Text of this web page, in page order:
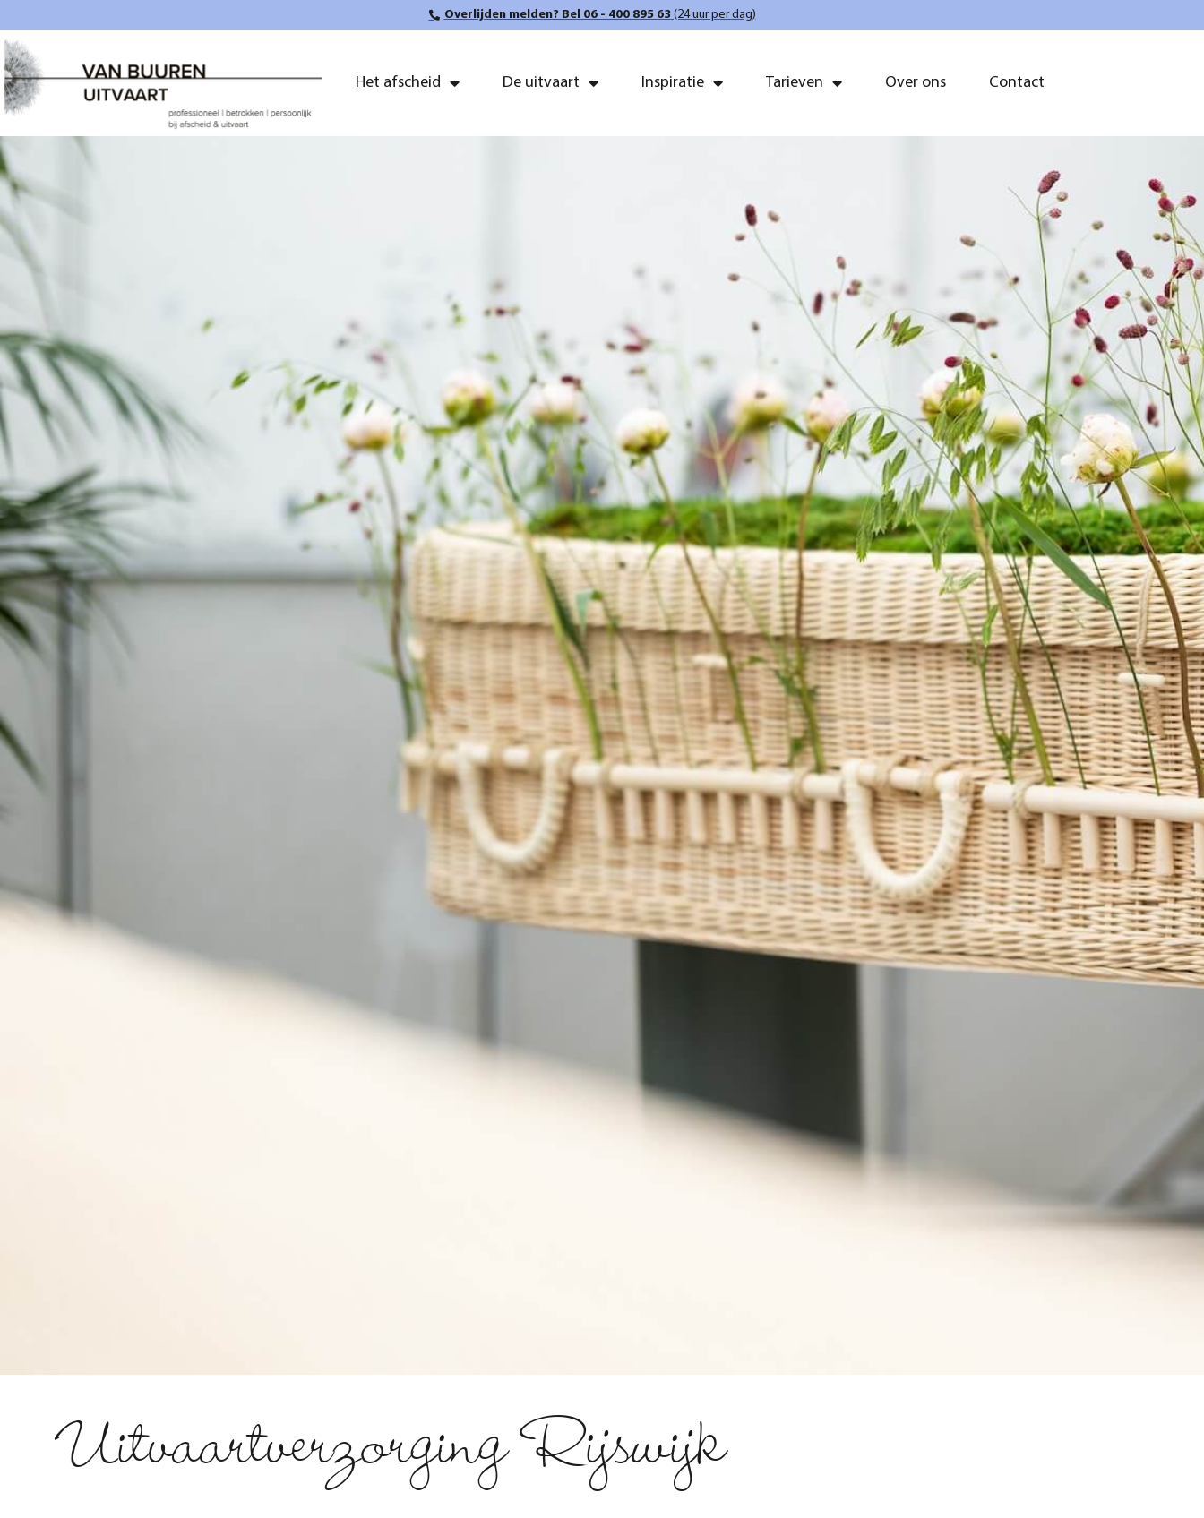
Overlijden melden? Bel 06 - 400 895 63(24 uur per dag)
Het afscheid De uitvaart Inspiratie Tarieven Over ons Contact
Uitvaartverzorging Rijswijk